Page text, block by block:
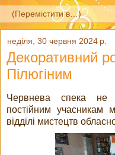
неділя, 30 червня 2024 р.
Декоративний
Пілюгіним
Червнева спека не
постійним учасникам
відділі мистецтв